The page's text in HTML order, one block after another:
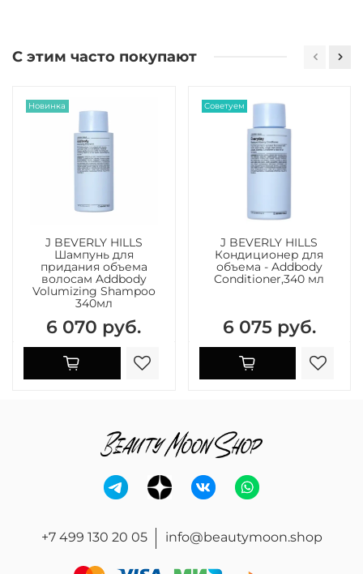
С этим часто покупают
Новинка
J BEVERLY HILLS
Шампунь для
придания объема
волосам Addbody
Volumizing Shampoo
340мл
6 070 руб.
Советуем
J BEVERLY HILLS
Кондиционер для
объема - Addbody
Conditioner,340 мл
6 075 руб.
+7 499 130 20 05 info@beautymoon.shop